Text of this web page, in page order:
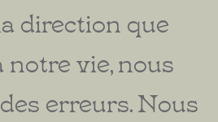
direction que
vie, nous
erreurs. Nous